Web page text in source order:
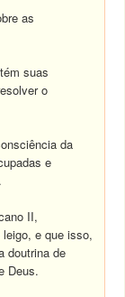
as
suas
o
da
e
II,
e que isso,
doutrina de
Deus.